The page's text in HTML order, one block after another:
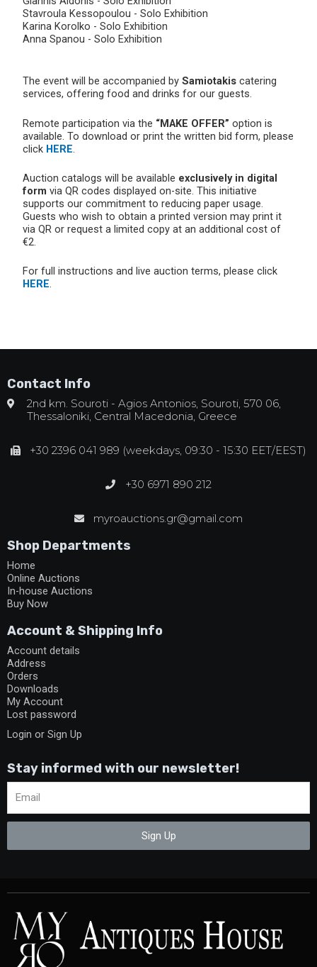
Stavroula Kessopoulou - Solo Exhibition
Karina Korolko - Solo Exhibition
Anna Spanou - Solo Exhibition
The event will be accompanied by Samiotakis catering
services, offering food and drinks for our guests.
Remote participation via the “MAKE OFFER” option is
available. To download or print the written bid form, please
click HERE.
Auction catalogs will be available exclusively in digital
form via QR codes displayed on-site. This initiative
supports our commitment to reducing paper usage.
Guests who wish to obtain a printed version may print it
via QR or request a limited copy at an additional cost of
€2.
For full instructions and live auction terms, please click
HERE.
Contact Info
2nd km. Souroti - Agios Antonios, Souroti, 570 06,
Thessaloniki, Central Macedonia, Greece
+30 2396 041 989 (weekdays, 09:30 - 15:30 EET/EEST)
+30 6971 890 212
myroauctions.gr@gmail.com
Shop Departments
Home
Online Auctions
In-house Auctions
Buy Now
Account & Shipping Info
Account details
Address
Orders
Downloads
My Account
Lost password
Login or Sign Up
Stay informed with our newsletter!
Sign Up